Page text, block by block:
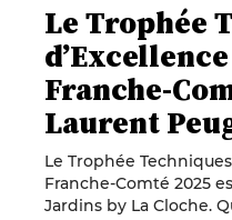
Le Trophée
Franche-
Laurent
Le Trophée
Franche-Comté 2025
Jardins by La Cloche.